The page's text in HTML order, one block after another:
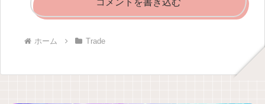
コメントを書き込む
ホーム Trade